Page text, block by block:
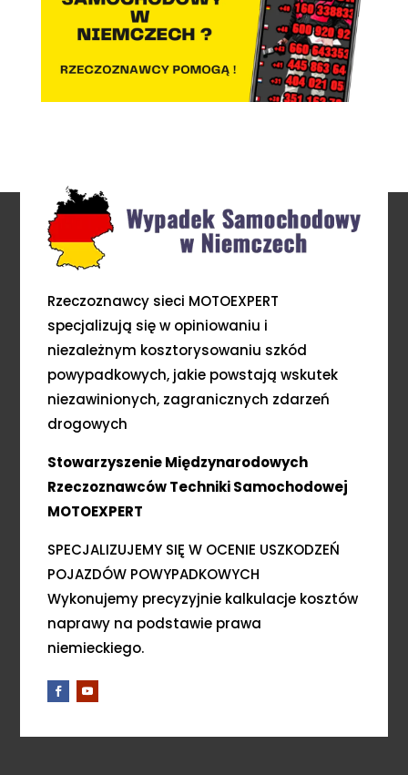
Rzeczoznawcy sieci MOTOEXPERT
specjalizują się w opiniowaniu i
niezależnym kosztorysowaniu szkód
powypadkowych, jakie powstają wskutek
niezawinionych, zagranicznych zdarzeń
drogowych
Stowarzyszenie Międzynarodowych
Rzeczoznawców Techniki Samochodowej
MOTOEXPERT
SPECJALIZUJEMY SIĘ W OCENIE USZKODZEŃ
POJAZDÓW POWYPADKOWYCH
Wykonujemy precyzyjnie kalkulacje kosztów
naprawy na podstawie prawa
niemieckiego.